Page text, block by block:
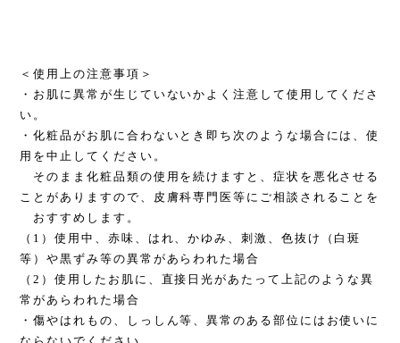
＜使用上の注意事項＞
・お肌に異常が生じていないかよく注意して使用してくださ
い。
・化粧品がお肌に合わないとき即ち次のような場合には、使
用を中止してください。
そのまま化粧品類の使用を続けますと、症状を悪化させる
ことがありますので、皮膚科専門医等にご相談されることを
おすすめします。
（1）使用中、赤味、はれ、かゆみ、刺激、色抜け（白斑
等）や黒ずみ等の異常があらわれた場合
（2）使用したお肌に、直接日光があたって上記のような異
常があらわれた場合
・傷やはれもの、しっしん等、異常のある部位にはお使いに